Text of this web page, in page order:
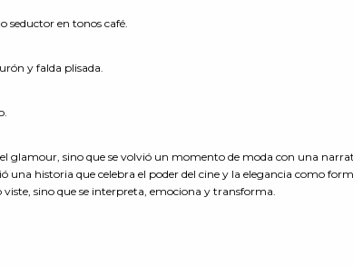
seductor en tonos café.
y falda plisada.
el glamour, sino que se volvió un momento de moda con una
una historia que celebra el poder del cine y la elegancia como
viste, sino que se interpreta, emociona y transforma.